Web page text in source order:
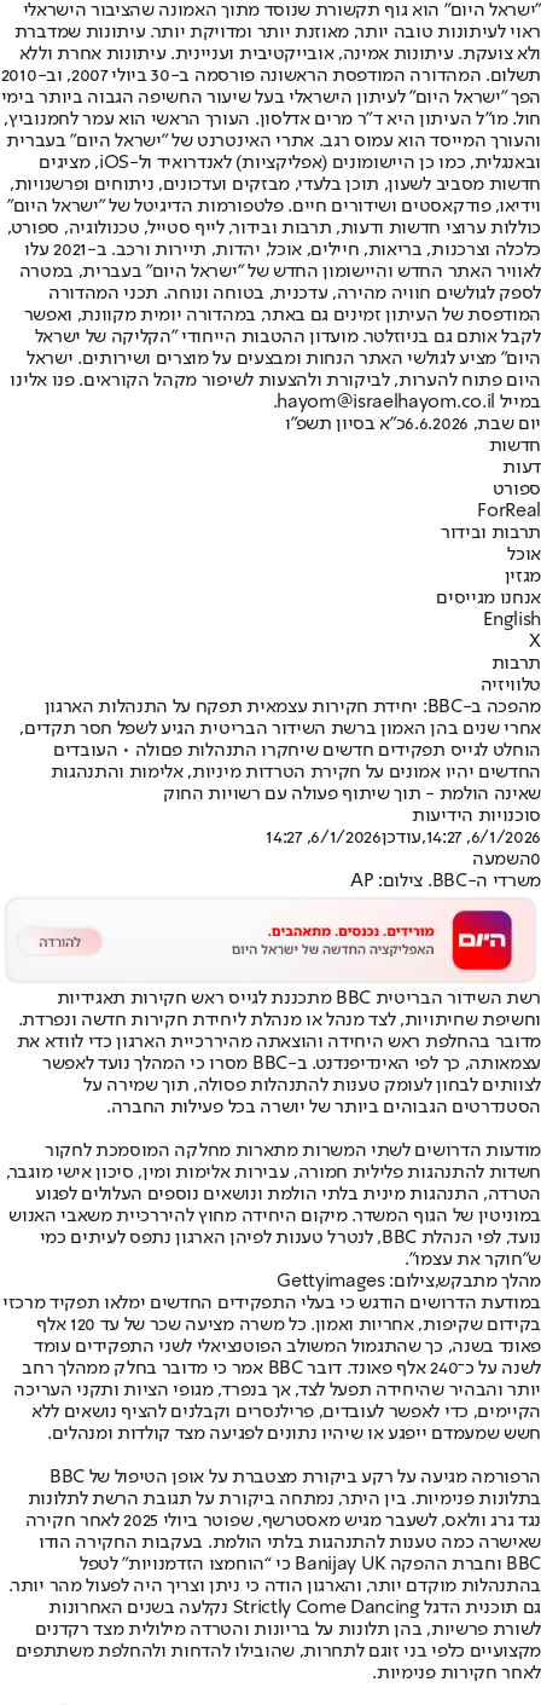
"ישראל היום" הוא גוף תקשורת שנוסד מתוך האמונה שהציבור הישראלי
ראוי לעיתונות טובה יותר, מאוזנת יותר ומדויקת יותר. עיתונות שמדברת
ולא צועקת. עיתונות אמינה, אובייקטיבית ועניינית. עיתונות אחרת וללא
תשלום. המהדורה המודפסת הראשונה פורסמה ב-30 ביולי 2007, וב-2010
הפך "ישראל היום" לעיתון הישראלי בעל שיעור החשיפה הגבוה ביותר בימי
חול. מו"ל העיתון היא ד"ר מרים אדלסון. העורך הראשי הוא עמר לחמנוביץ,
והעורך המייסד הוא עמוס רגב. אתרי האינטרנט של "ישראל היום" בעברית
ובאנגלית, כמו כן היישומונים (אפליקציות) לאנדרואיד ול-iOS, מציגים
חדשות מסביב לשעון, תוכן בלעדי, מבזקים ועדכונים, ניתוחים ופרשנויות,
וידיאו, פודקאסטים ושידורים חיים. פלטפורמות הדיגיטל של "ישראל היום"
כוללות ערוצי חדשות ודעות, תרבות ובידור, לייף סטייל, טכנולוגיה, ספורט,
כלכלה וצרכנות, בריאות, חיילים, אוכל, יהדות, תיירות ורכב. ב-2021 עלו
לאוויר האתר החדש והיישומון החדש של "ישראל היום" בעברית, במטרה
לספק לגולשים חוויה מהירה, עדכנית, בטוחה ונוחה. תכני המהדורה
המודפסת של העיתון זמינים גם באתר, במהדורה יומית מקוונת, ואפשר
לקבל אותם גם בניוזלטר. מועדון ההטבות הייחודי "הקליקה של ישראל
היום" מציע לגולשי האתר הנחות ומבצעים על מוצרים ושירותים. ישראל
היום פתוח להערות, לביקורת ולהצעות לשיפור מקהל הקוראים. פנו אלינו
במייל hayom@israelhayom.co.il.
יום שבת, 6.6.2026
כ"א בסיון תשפ"ו
חדשות
דעות
ספורט
ForReal
תרבות ובידור
אוכל
מגזין
אנחנו מגייסים
English
X
תרבות
טלוויזיה
מהפכה ב-BBC: יחידת חקירות עצמאית תפקח על התנהלות הארגון
אחרי שנים בהן האמון ברשת השידור הבריטית הגיע לשפל חסר תקדים,
הוחלט לגייס תפקידים חדשים שיחקרו התנהלות פםולה • העובדים
החדשים יהיו אמונים על חקירת הטרדות מיניות, אלימות והתנהגות
שאינה הולמת - תוך שיתוף פעולה עם רשויות החוק
סוכנויות הידיעות
6/1/2026, 14:27
,עודכן6/1/2026, 14:27
0השמעה
משרדי ה-BBC. צילום: AP
רשת השידור הבריטית BBC מתכננת לגייס ראש חקירות תאגידיות
וחשיפת שחיתויות, לצד מנהל או מנהלת ליחידת חקירות חדשה ונפרדת.
מדובר בהחלפת ראש היחידה והוצאתה מהיררכיית הארגון כדי לוודא את
עצמאותה, כך לפי האינדיפנדנט. ב-BBC מסרו כי המהלך נועד לאפשר
לצוותים לבחון לעומק טענות להתנהלות פסולה, תוך שמירה על
הסטנדרטים הגבוהים ביותר של יושרה בכל פעילות החברה.
מודעות הדרושים לשתי המשרות מתארות מחלקה המוסמכת לחקור
חשדות להתנהגות פלילית חמורה, עבירות אלימות ומין, סיכון אישי מוגבר,
הטרדה, התנהגות מינית בלתי הולמת ונושאים נוספים העלולים לפגוע
במוניטין של הגוף המשדר. מיקום היחידה מחוץ להיררכיית משאבי האנוש
נועד, לפי הנהלת BBC, לנטרל טענות לפיהן הארגון נתפס לעיתים כמי
ש”חוקר את עצמו".
מהלך מתבקש,צילום: Gettyimages
במודעת הדרושים הודגש כי בעלי התפקידים החדשים ימלאו תפקיד מרכזי
בקידום שקיפות, אחריות ואמון. כל משרה מציעה שכר של עד 120 אלף
פאונד בשנה, כך שהתגמול המשולב הפוטנציאלי לשני התפקידים עומד
לשנה על כ־240 אלף פאונד. דובר BBC אמר כי מדובר בחלק ממהלך רחב
יותר והבהיר שהיחידה תפעל לצד, אך בנפרד, מגופי הציות ותקני העריכה
הקיימים, כדי לאפשר לעובדים, פרילנסרים וקבלנים להציף נושאים ללא
חשש שמעמדם ייפגע או שיהיו נתונים לפגיעה מצד קולדות ומנהלים.
הרפורמה מגיעה על רקע ביקורת מצטברת על אופן הטיפול של BBC
בתלונות פנימיות. בין היתר, נמתחה ביקורת על תגובת הרשת לתלונות
נגד גרג וולאס, לשעבר מגיש מאסטרשף, שפוטר ביולי 2025 לאחר חקירה
שאישרה כמה טענות להתנהגות בלתי הולמת. בעקבות החקירה הודו
BBC וחברת ההפקה Banijay UK כי “הוחמצו הזדמנויות” לטפל
בהתנהלות מוקדם יותר, והארגון הודה כי ניתן וצריך היה לפעול מהר יותר.
גם תוכנית הדגל Strictly Come Dancing נקלעה בשנים האחרונות
לשורת פרשיות, בהן תלונות על בריונות והטרדה מילולית מצד רקדנים
מקצועיים כלפי בני זוגם לתחרות, שהובילו להדחות ולהחלפת משתתפים
לאחר חקירות פנימיות.